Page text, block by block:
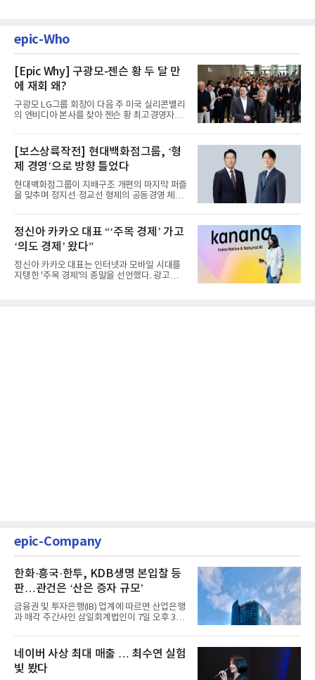
epic-Who
[Epic Why] 구광모-젠슨 황 두 달 만
에 재회 왜?
구광모 LG그룹 회장이 다음 주 미국 실리콘밸리
의 엔비디아 본사를 찾아 젠슨 황 최고경영자
[보스상륙작전] 현대백화점그룹, ‘형
제 경영’으로 방향 틀었다
현대백화점그룹이 지배구조 개편의 마지막 퍼즐
을 맞추며 정지선·정교선 형제의 공동경영 체제
정신아 카카오 대표 “‘주목 경제’ 가고
‘의도 경제’ 왔다”
정신아 카카오 대표는 인터넷과 모바일 시대를
지탱한 '주목 경제'의 종말을 선언했다. 광고를
epic-Company
한화·흥국·한투, KDB생명 본입찰 등
판…관건은 ‘산은 증자 규모’
금융권 및 투자은행(IB) 업계에 따르면 산업은행
과 매각 주간사인 삼일회계법인이 7일 오후 3시
네이버 사상 최대 매출 … 최수연 실험
빛 봤다